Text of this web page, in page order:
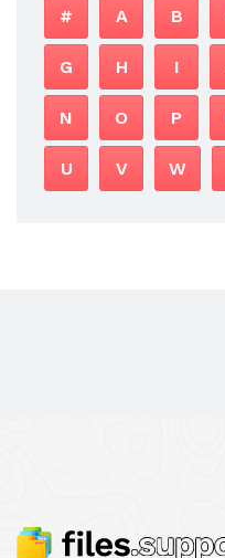
# A B
G H I
N O P
U V W